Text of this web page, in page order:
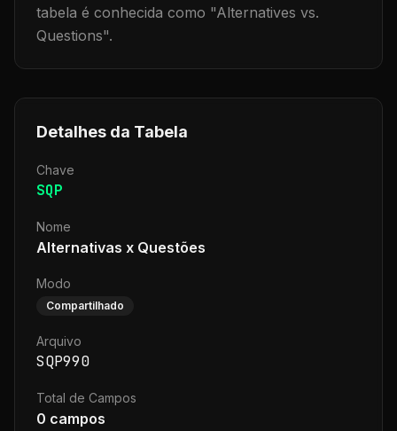
tabela é conhecida como "Alternatives vs.
Questions".
Detalhes da Tabela
Chave
SQP
Nome
Alternativas x Questões
Modo
Compartilhado
Arquivo
SQP990
Total de Campos
0 campos